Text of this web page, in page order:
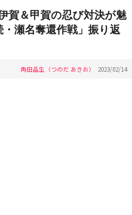
賀＆甲賀の忍び対決が魅
瀬名奪還作戦」振り返
角田晶生（つのだ あきお） 2023/02/14